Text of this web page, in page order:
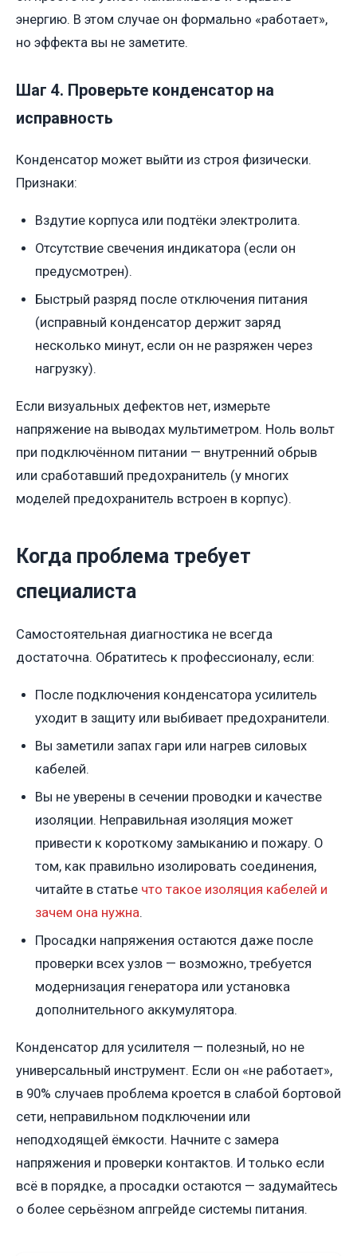
энергию. В этом случае он формально «работает»,
но эффекта вы не заметите.
Шаг 4. Проверьте конденсатор на
исправность
Конденсатор может выйти из строя физически.
Признаки:
Вздутие корпуса или подтёки электролита.
Отсутствие свечения индикатора (если он
предусмотрен).
Быстрый разряд после отключения питания
(исправный конденсатор держит заряд
несколько минут, если он не разряжен через
нагрузку).
Если визуальных дефектов нет, измерьте
напряжение на выводах мультиметром. Ноль вольт
при подключённом питании — внутренний обрыв
или сработавший предохранитель (у многих
моделей предохранитель встроен в корпус).
Когда проблема требует
специалиста
Самостоятельная диагностика не всегда
достаточна. Обратитесь к профессионалу, если:
После подключения конденсатора усилитель
уходит в защиту или выбивает предохранители.
Вы заметили запах гари или нагрев силовых
кабелей.
Вы не уверены в сечении проводки и качестве
изоляции. Неправильная изоляция может
привести к короткому замыканию и пожару. О
том, как правильно изолировать соединения,
читайте в статье что такое изоляция кабелей и
зачем она нужна.
Просадки напряжения остаются даже после
проверки всех узлов — возможно, требуется
модернизация генератора или установка
дополнительного аккумулятора.
Конденсатор для усилителя — полезный, но не
универсальный инструмент. Если он «не работает»,
в 90% случаев проблема кроется в слабой бортовой
сети, неправильном подключении или
неподходящей ёмкости. Начните с замера
напряжения и проверки контактов. И только если
всё в порядке, а просадки остаются — задумайтесь
о более серьёзном апгрейде системы питания.